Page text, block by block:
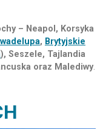
– Neapol, Korsyka
, Brytyjskie
), Seszele, Tajlandia
oraz Malediwy.